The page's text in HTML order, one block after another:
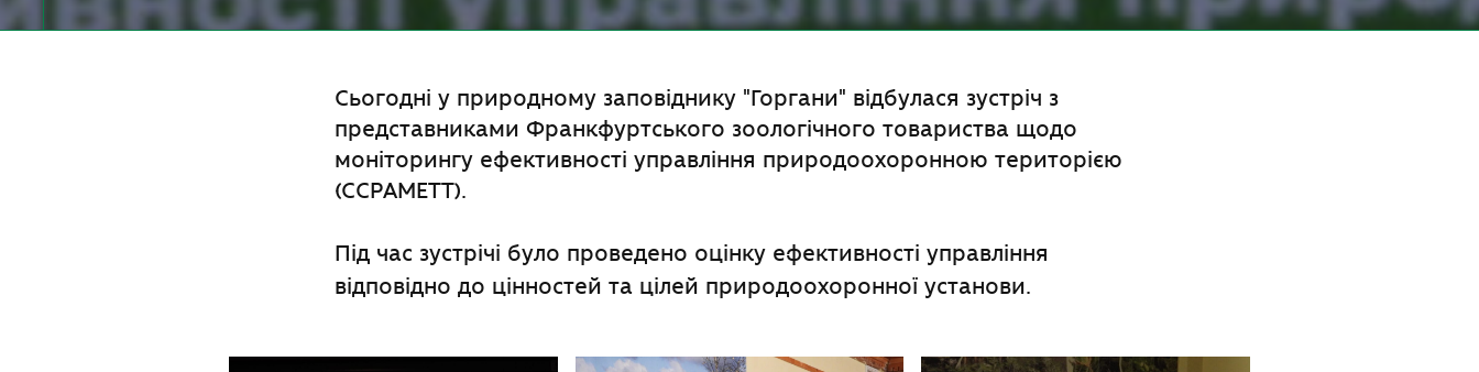
Сьогодні у природному заповіднику "Горгани" відбулася зустріч з
представниками Франкфуртського зоологічного товариства щодо
моніторингу ефективності управління природоохоронною територією
(ССРАМЕТТ).
Під час зустрічі було проведено оцінку ефективності управління
відповідно до цінностей та цілей природоохоронної установи.